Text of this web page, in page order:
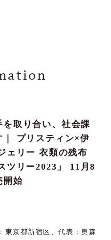
取り合い、社会課
｜ プリスティン×伊
ェリー 衣類の残布
ツリー2023」 11月8
開始
東京都新宿区、代表：奥森